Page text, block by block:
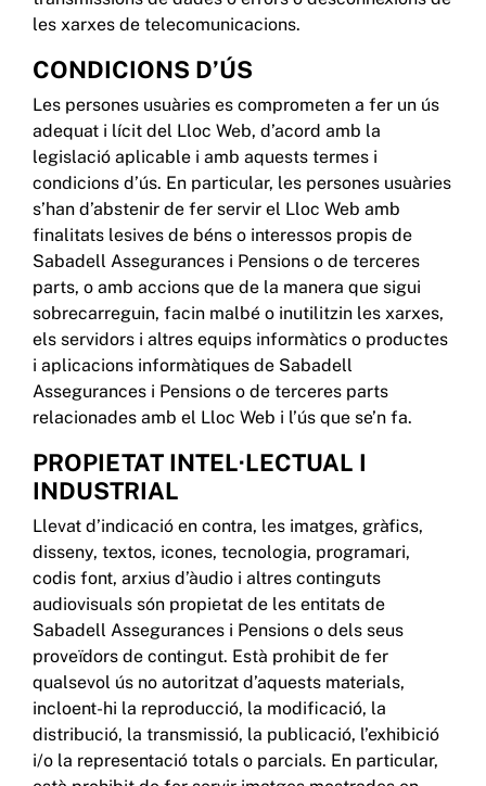
les xarxes de telecomunicacions.
CONDICIONS D’ÚS
Les persones usuàries es comprometen a fer un ús
adequat i lícit del Lloc Web, d’acord amb la
legislació aplicable i amb aquests termes i
condicions d’ús. En particular, les persones usuàries
s’han d’abstenir de fer servir el Lloc Web amb
finalitats lesives de béns o interessos propis de
Sabadell Assegurances i Pensions o de terceres
parts, o amb accions que de la manera que sigui
sobrecarreguin, facin malbé o inutilitzin les xarxes,
els servidors i altres equips informàtics o productes
i aplicacions informàtiques de Sabadell
Assegurances i Pensions o de terceres parts
relacionades amb el Lloc Web i l’ús que se’n fa.
PROPIETAT INTEL·LECTUAL I
INDUSTRIAL
Llevat d’indicació en contra, les imatges, gràfics,
disseny, textos, icones, tecnologia, programari,
codis font, arxius d’àudio i altres continguts
audiovisuals són propietat de les entitats de
Sabadell Assegurances i Pensions o dels seus
proveïdors de contingut. Està prohibit de fer
qualsevol ús no autoritzat d’aquests materials,
incloent-hi la reproducció, la modificació, la
distribució, la transmissió, la publicació, l’exhibició
i/o la representació totals o parcials. En particular,